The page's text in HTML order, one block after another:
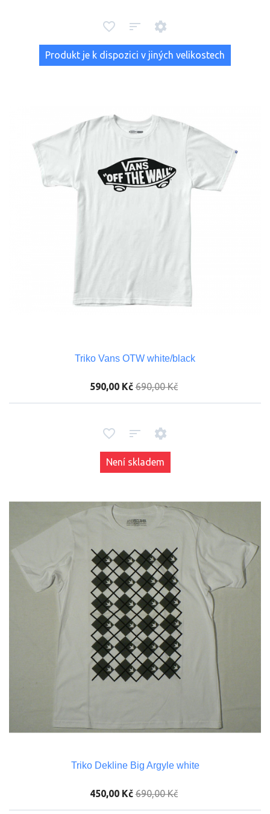
Produkt je k dispozici v jiných velikostech
Triko Vans OTW white/black
590,00 Kč 690,00 Kč
Není skladem
Triko Dekline Big Argyle white
450,00 Kč 690,00 Kč